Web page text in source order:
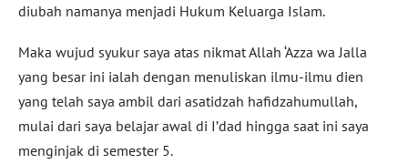
diubah namanya menjadi Hukum Keluarga Islam.
Maka wujud syukur saya atas nikmat Allah ‘Azza wa Jalla
yang besar ini ialah dengan menuliskan ilmu-ilmu dien
yang telah saya ambil dari asatidzah hafidzahumullah,
mulai dari saya belajar awal di I’dad hingga saat ini saya
menginjak di semester 5.